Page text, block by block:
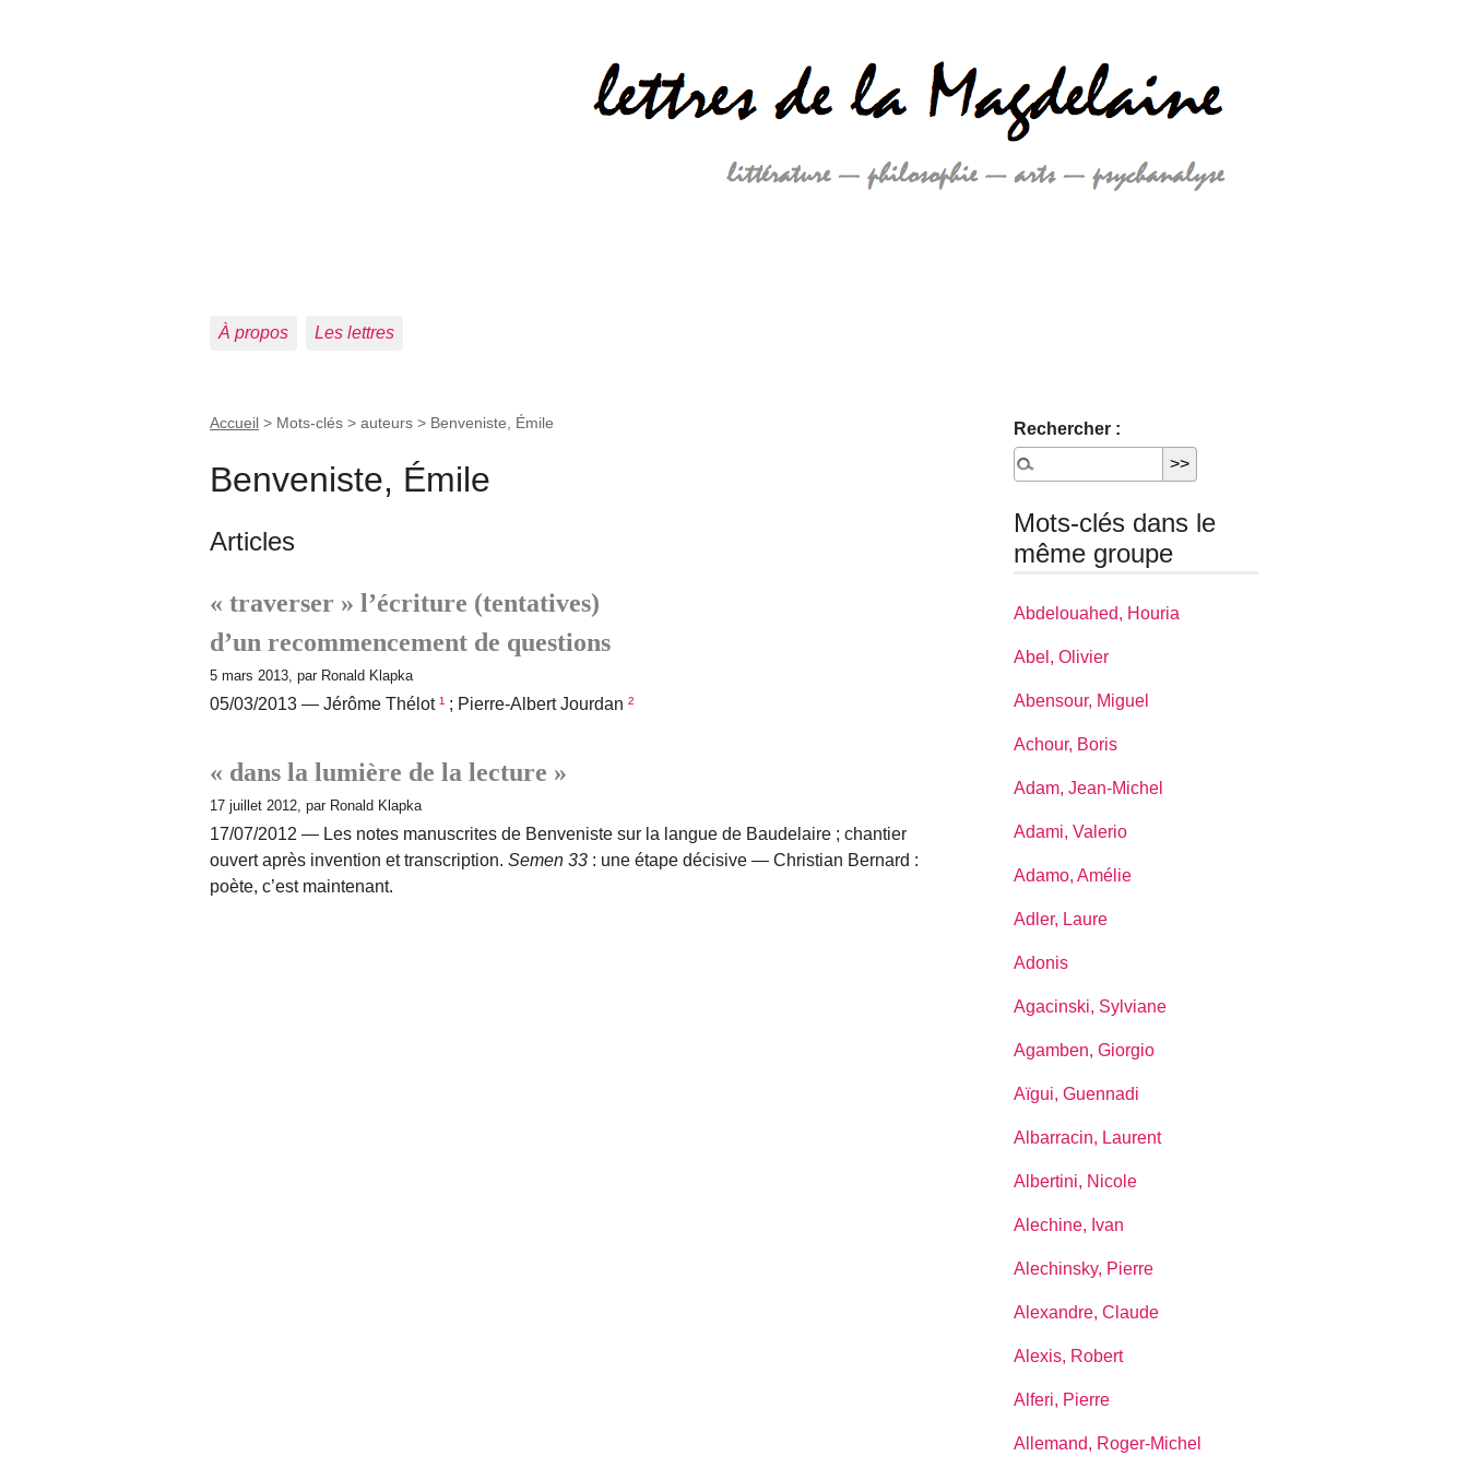
À propos Les lettres
Accueil > Mots-clés > auteurs > Benveniste, Émile
Benveniste, Émile
Articles
« traverser » l’écriture (tentatives)
d’un recommencement de questions
5 mars 2013, par Ronald Klapka
05/03/2013 — Jérôme Thélot¹ ; Pierre-Albert Jourdan ²
« dans la lumière de la lecture »
17 juillet 2012, par Ronald Klapka
17/07/2012 — Les notes manuscrites de Benveniste sur la langue de Baudelaire ; chantier
ouvert après invention et transcription. Semen 33 : une étape décisive — Christian Bernard :
poète, c’est maintenant.
Rechercher :
Mots-clés dans le
même groupe
Abdelouahed, Houria
Abel, Olivier
Abensour, Miguel
Achour, Boris
Adam, Jean-Michel
Adami, Valerio
Adamo, Amélie
Adler, Laure
Adonis
Agacinski, Sylviane
Agamben, Giorgio
Aïgui, Guennadi
Albarracin, Laurent
Albertini, Nicole
Alechine, Ivan
Alechinsky, Pierre
Alexandre, Claude
Alexis, Robert
Alferi, Pierre
Allemand, Roger-Michel